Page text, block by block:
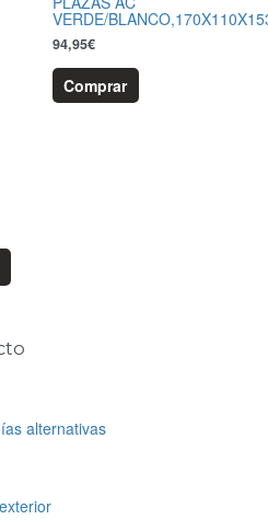
alternativas
VERDE/
94,95€
Comprar